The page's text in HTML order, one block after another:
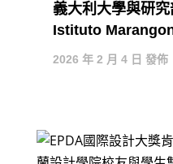
義大利大學與研
Istituto
2026 年 2 月 4 日 發佈